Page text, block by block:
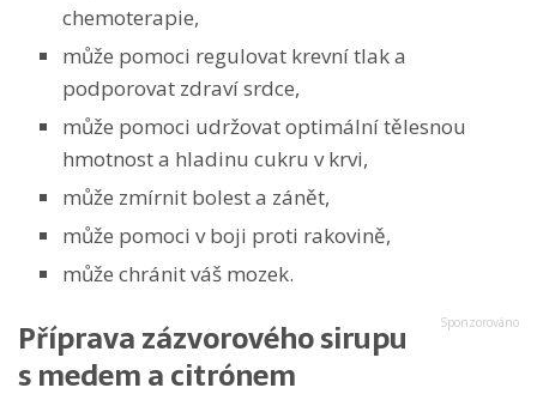
chemoterapie,
může pomoci regulovat krevní tlak a
podporovat zdraví srdce,
může pomoci udržovat optimální tělesnou
hmotnost a hladinu cukru v krvi,
může zmírnit bolest a zánět,
může pomoci v boji proti rakovině,
může chránit váš mozek.
Příprava zázvorového sirupu
s medem a citrónem